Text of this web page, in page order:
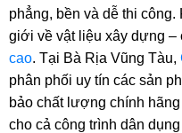
phẳng, bền và dễ thi
giới về vật liệu xây dựng –
cao. Tại Bà Rịa Vũng Tàu,
phân phối uy tín các sản
bảo chất lượng chính
cho cả công trình dân